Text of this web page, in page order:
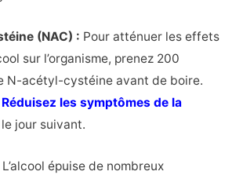
(NAC) : Pour atténuer les effets
sur l’organisme, prenez 200
N-acétyl-cystéine avant de boire.
Réduisez les symptômes de la
jour suivant.
L’alcool épuise de nombreux